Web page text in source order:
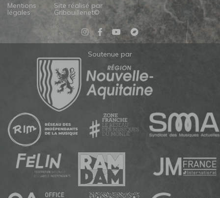
Mentions
légales
Site réalisé par
Gribouillenet©
Soutenue par